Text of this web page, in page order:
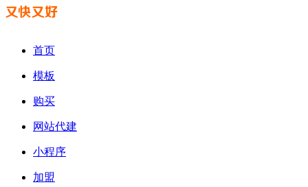
首页
模板
购买
网站代建
小程序
加盟